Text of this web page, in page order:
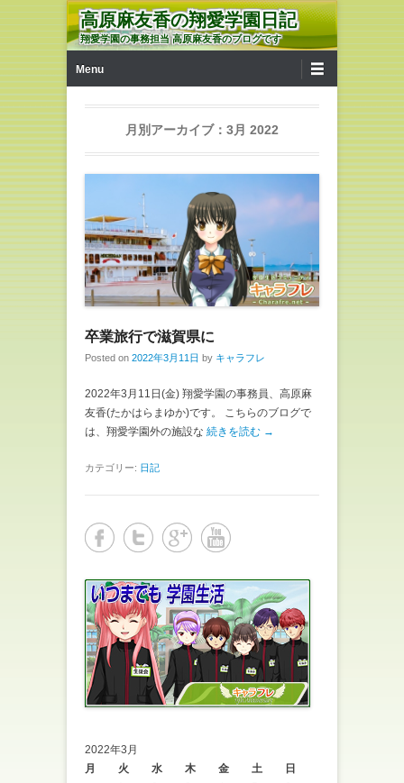
高原麻友香の翔愛学園日記
翔愛学園の事務担当 高原麻友香のブログです
Menu
月別アーカイブ： 3月 2022
卒業旅行で滋賀県に
Posted on 2022年3月11日 by キャラフレ
2022年3月11日(金) 翔愛学園の事務員、高原麻
友香(たかはらまゆか)です。 こちらのブログで
は、翔愛学園外の施設な 続きを読む →
カテゴリー: 日記
2022年3月
月
火 水 木 金 土
日